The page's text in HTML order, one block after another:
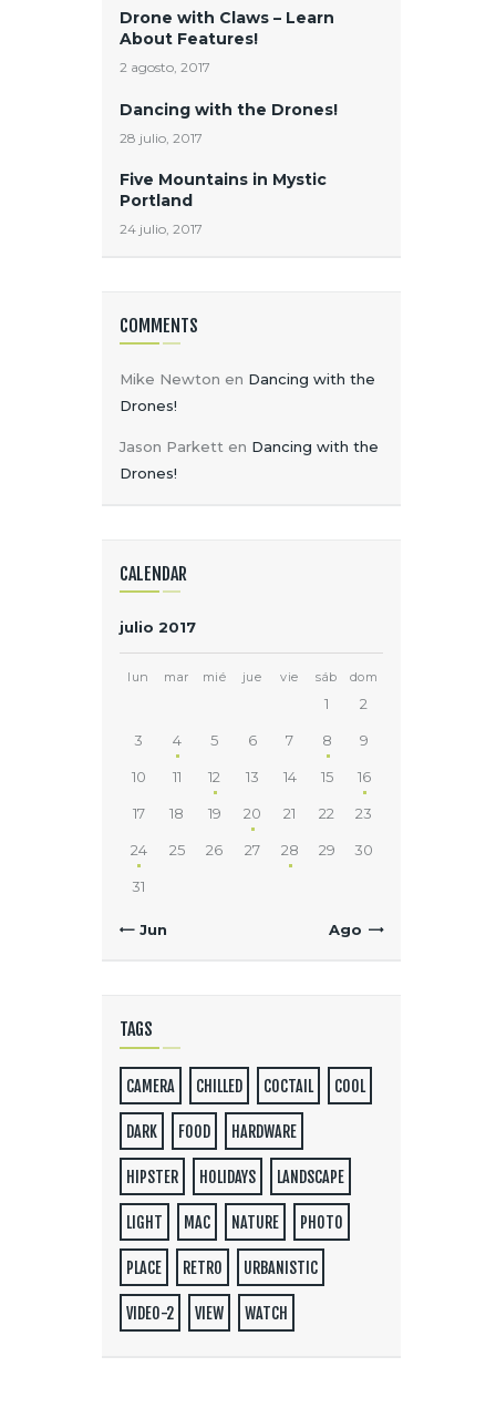
Drone with Claws – Learn
About Features!
2 agosto, 2017
Dancing with the Drones!
28 julio, 2017
Five Mountains in Mystic
Portland
24 julio, 2017
COMMENTS
Mike Newton en Dancing with the
Drones!
Jason Parketten Dancing with the
Drones!
CALENDAR
julio 2017
lun mar mié jue vie sáb dom
1 2
3 4 5 6 7 8 9
10 11 12 13 14 15 16
17 18 19 20 21 22 23
24 25 26 27 28 29 30
31
« Jun Ago »
TAGS
CAMERA CHILLED COCTAIL COOL
DARK FOOD HARDWARE
HIPSTER HOLIDAYS LANDSCAPE
LIGHT MAC NATURE PHOTO
PLACE RETRO URBANISTIC
VIDEO-2 VIEW WATCH